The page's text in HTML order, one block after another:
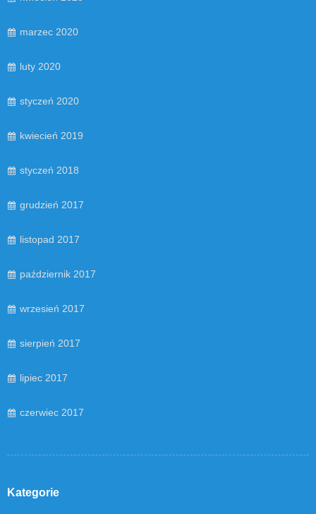
marzec 2020
luty 2020
styczeń 2020
kwiecień 2019
styczeń 2018
grudzień 2017
listopad 2017
październik 2017
wrzesień 2017
sierpień 2017
lipiec 2017
czerwiec 2017
Kategorie